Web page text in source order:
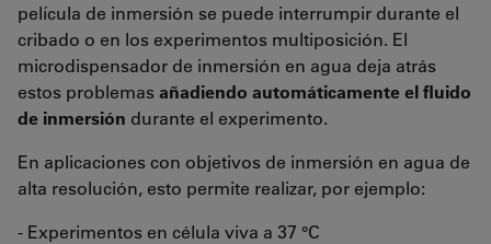
película de inmersión se puede interrumpir durante el
cribado o en los experimentos multiposición. El
microdispensador de inmersión en agua deja atrás
estos problemasañadiendo automáticamente el fluido
de inmersión durante el experimento.
En aplicaciones con objetivos de inmersión en agua de
alta resolución, esto permite realizar, por ejemplo:
- Experimentos en célula viva a 37 °C